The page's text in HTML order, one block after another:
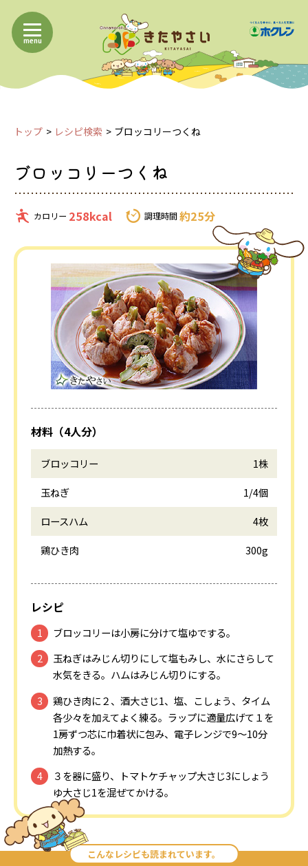
menu
トップ レシピ検索 ブロッコリーつくね
ブロッコリーつくね
カロリー 258kcal 調理時間 約25分
材料（4人分）
ブロッコリー
1株
玉ねぎ
1/4個
ロースハム
4枚
鶏ひき肉
300g
レシピ
ブロッコリーは小房に分けて塩ゆでする。
玉ねぎはみじん切りにして塩もみし、水にさらして
水気をきる。ハムはみじん切りにする。
鶏ひき肉に２、酒大さじ1、塩、こしょう、タイム
各少々を加えてよく練る。ラップに適量広げて１を
1房ずつ芯に巾着状に包み、電子レンジで9～10分
加熱する。
３を器に盛り、トマトケチャップ大さじ3にしょう
ゆ大さじ1を混ぜてかける。
こんなレシピも読まれています。